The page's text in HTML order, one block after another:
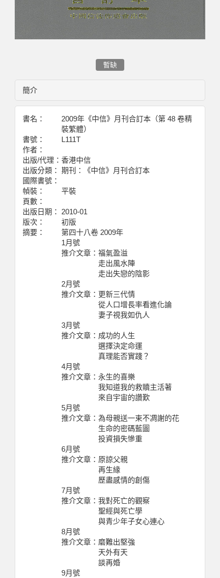
暫缺
簡介
書名：
2009年《中信》月刊合訂本（第 48 卷精
裝繁體）
書號：
L111T
作者：
出版/代理： 香港中信
出版分類： 期刊：《中信》月刊合訂本
國際書號：
幀裝：
平裝
頁數：
出版日期：
2010-01
版次：
初版
摘要：
第四十八卷 2009年
1月號
推介文章：福氣盈溢
走出風水陣
走出失戀的陰影
2月號
推介文章：更新三代情
從人口增長率看進化論
妻子視我如仇人
3月號
推介文章：成功的人生
選擇決定命運
真理能否實踐？
4月號
推介文章：永生的喜樂
我知道我的救贖主活著
來自宇宙的讚歎
5月號
推介文章：為母親送一束不凋謝的花
生命的密碼藍圖
投資損失慘重
6月號
推介文章：原諒父親
再生緣
歷盡感情的創傷
7月號
推介文章：我對死亡的觀察
聖經與死亡學
與青少年子女心連心
8月號
推介文章：磨難出堅強
天外有天
談再婚
9月號